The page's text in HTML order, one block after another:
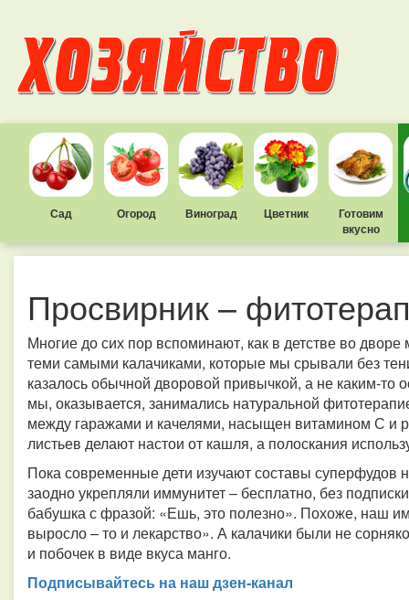
Сад Огород Виноград Цветник
Готовим
вкусно
Просвирник –
Многие до сих пор вспоминают, как в детстве во
теми самыми калачиками, которые мы срывали без
казалось обычной дворовой привычкой, а не каким-
мы, оказывается, занимались натуральной
между гаражами и качелями, насыщен витамином С и
листьев делают настои от кашля, а полоскания
Пока современные дети изучают составы суперфудов
заодно укрепляли иммунитет – бесплатно, без
бабушка с фразой: «Ешь, это полезно». Похоже, наш
выросло – то и лекарство». А калачики были не
и побочек в виде вкуса манго.
Подписывайтесь на наш дзен-канал